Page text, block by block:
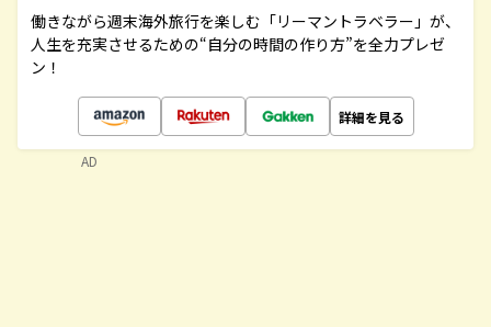
働きながら週末海外旅行を楽しむ「リーマントラベラー」が、
人生を充実させるための“自分の時間の作り方”を全力プレゼ
ン！
詳細を見る
AD